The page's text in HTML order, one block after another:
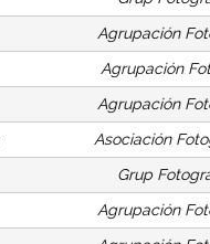
Agrupación
Agrupación
Agrupación
Asociación
Grup
Agrupación